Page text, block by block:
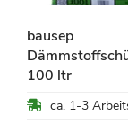
bausep
100 ltr